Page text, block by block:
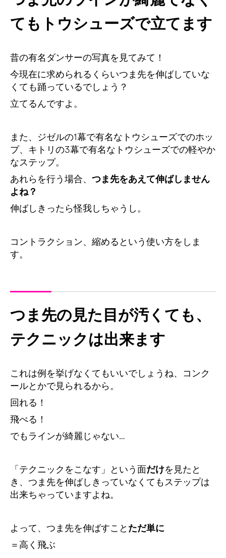
てもトウシューズで立てます
昔の有名ダンサーの写真を見てみて！
今現在に求められるくらいつま先を伸ばしていな
くても踊っているでしょう？
立てるんですよ。
また、ジゼルの1幕で有名なトウシューズでのホッ
プ、キトリの3幕で有名なトウシューズでの軽やか
なステップ。
あれらを行う場合、 つま先をあえて伸ばしません
よね？
伸ばしきったら怪我しちゃうし。
コントラクション、縮めるという使い方をしま
す。
つま先の見た目が汚くても、
テクニックは出来ます
これは例を挙げなくてもいいでしょうね、コンク
ールとかで見られるから。
回れる！
飛べる！
でもラインが綺麗じゃない…
「テクニックをこなす」という面だけを見たと
き、つま先を伸ばしきっていなくてもステップは
出来ちゃっていますよね。
よって、つま先を伸ばすことただ単に
＝高く飛ぶ